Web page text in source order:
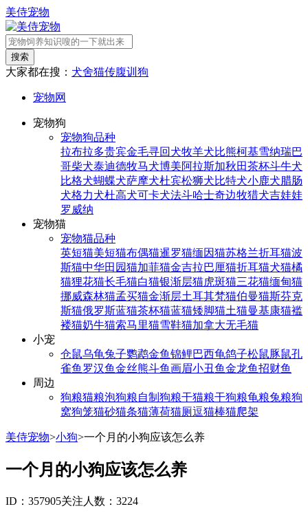
美侍宠物
搜索
大家都在搜： 犬舍猫传腹训狗
宠物网
宠物狗
宠物狗品种
拉布拉多贵宾金毛寻回犬牧羊犬比熊柯基雪纳瑞巴
哥柴犬泰迪德牧马犬博美阿拉斯加秋田茶杯斗牛犬
比格犬蝴蝶犬萨摩犬杜宾松狮犬比特犬小鹿犬腊肠
犬格力犬杜高犬可卡犬法斗哈士奇边牧猎犬吉娃娃
罗威纳
宠物猫
宠物猫品种
英短猫美短猫布偶猫暹罗猫缅因猫苏格兰折耳猫波
斯猫中华田园猫加菲猫金吉拉巴厘猫折耳猫犬猫橘
猫狸花猫长毛猫白猫银渐层猫虎斑猫三花猫缅甸猫
挪威森林猫孟买猫金渐层土耳其梵猫伯曼猫斯芬克
斯猫俄罗斯蓝猫茶杯猫蓝猫矮脚猫土猫曼基康猫褴
褛猫奶牛猫索马里猫雪鞋猫加拿大无毛猫
小宠
仓鼠乌龟兔子鹦鹉金鱼锦鲤巴西龟鸽子松鼠豚鼠孔
雀鱼 罗汉鱼金丝熊斗鱼画眉小丑鱼金龙鱼招财鱼
周边
狗粮猫粮泡狗粮自制狗粮干猫粮干狗粮龟粮兔粮狗
窝狗笼猫砂猫条猫薄荷猫厕逗猫棒猫爬架
美侍宠物>小狗>一个月的小狗应该怎么养
一个月的小狗应该怎么养
ID：357905关注人数：3224